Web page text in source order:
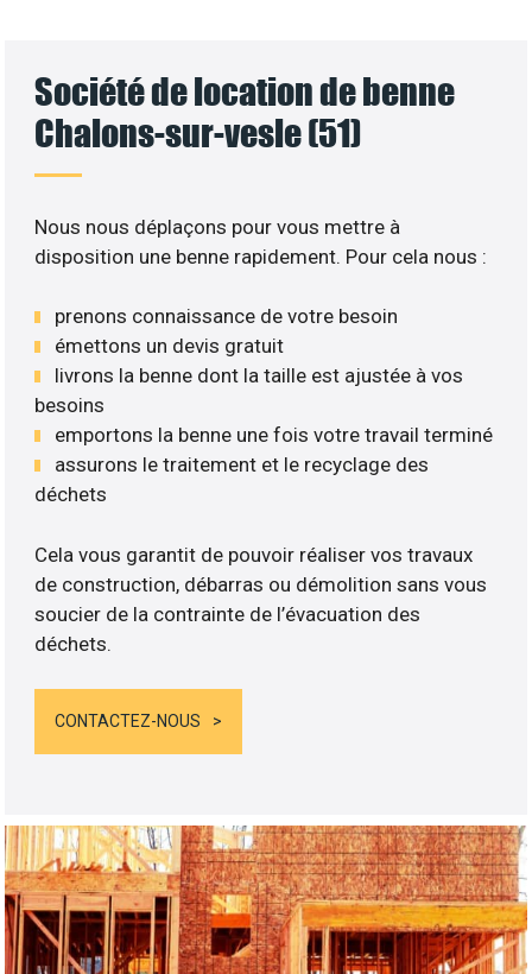
Société de location de benne
Chalons-sur-vesle (51)
Nous nous déplaçons pour vous mettre à
disposition une benne rapidement. Pour cela nous :
prenons connaissance de votre besoin
émettons un devis gratuit
livrons la benne dont la taille est ajustée à vos
besoins
emportons la benne une fois votre travail terminé
assurons le traitement et le recyclage des
déchets
Cela vous garantit de pouvoir réaliser vos travaux
de construction, débarras ou démolition sans vous
soucier de la contrainte de l’évacuation des
déchets.
CONTACTEZ-NOUS